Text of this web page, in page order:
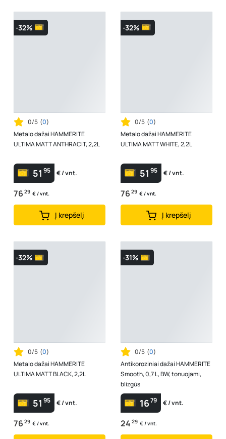
-32%
0/5 (0)
Metalo dažai HAMMERITE
ULTIMA MATT ANTHRACIT, 2,2L
51 95 € / vnt.
76 29 € / vnt.
Į krepšelį
-32%
0/5 (0)
Metalo dažai HAMMERITE
ULTIMA MATT WHITE, 2,2L
51 95 € / vnt.
76 29 € / vnt.
Į krepšelį
-32%
0/5 (0)
Metalo dažai HAMMERITE
ULTIMA MATT BLACK, 2,2L
51 95 € / vnt.
76 29 € / vnt.
-31%
0/5 (0)
Antikoroziniai dažai HAMMERITE
Smooth, 0,7 L, BW, tonuojami,
blizgūs
1679 € / vnt.
24 29 € / vnt.